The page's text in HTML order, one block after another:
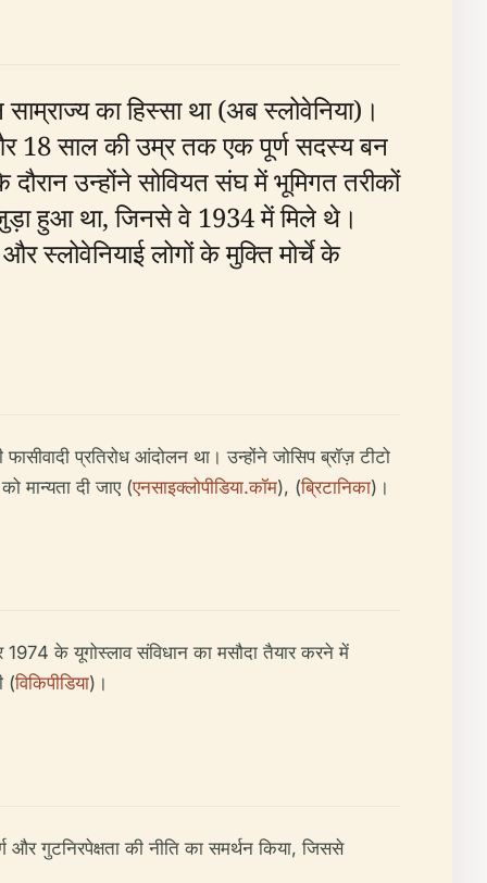
का हिस्सा था (अब स्लोवेनिया)।
और 18 साल की उम्र तक एक पूर्ण सदस्य बन
उन्होंने सोवियत संघ में भूमिगत तरीकों
जुड़ा हुआ था, जिनसे वे 1934 में मिले थे।
स्लोवेनियाई लोगों के मुक्ति मोर्चे के
प्रतिरोध आंदोलन था। उन्होंने जोसिप ब्रॉज़ टीटो
मान्यता दी जाए (एनसाइक्लोपीडिया.कॉम), (ब्रिटानिका)।
1974 के यूगोस्लाव संविधान का मसौदा तैयार करने में
(विकिपीडिया)।
गुटनिरपेक्षता की नीति का समर्थन किया, जिससे